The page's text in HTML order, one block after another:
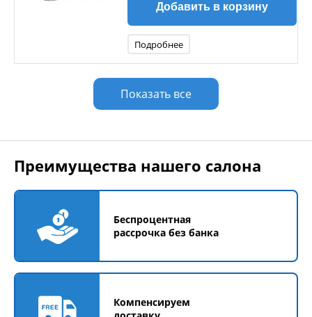
Добавить в корзину
Подробнее
Показать все
Преимущества нашего салона
Беспроцентная
рассрочка без банка
Компенсируем